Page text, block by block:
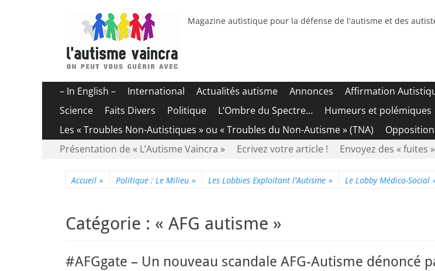
Magazine autistique pour la défense de l'autisme et des
Menu
principal
Aller
contenu
– In English – International Actualités autisme Annonces Affirmation
Science
Faits Divers Politique L’Ombre du Spectre… Humeurs et polémiques
Les « Troubles Non-Autistiques » ou « Troubles du Non-Autisme » (TNA)
Opposition
Menu
Aller
Présentation de « L’Autisme Vaincra » Ecrivez votre article ! Envoyez des « fuites »
Accueil » Politique : Le Milieu » Les Lobbies Exploitant l'Autisme » Le Lobby Médico-Social
Catégorie : « AFG autisme »
#AFGgate – Un nouveau scandale AFG-Autisme dénoncé